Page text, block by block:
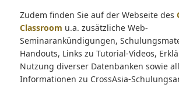
Zudem finden Sie auf der Webseite des
Classroom u.a. zusätzliche Web-
Seminarankündigungen,
Handouts, Links zu Tutorial-Videos,
Nutzung diverser Datenbanken sowie
Informationen zu CrossAsia-